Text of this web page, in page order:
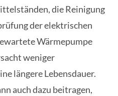
die Reinigung
der elektrischen
Wärmepumpe
weniger
längere Lebensdauer.
auch dazu beitragen,